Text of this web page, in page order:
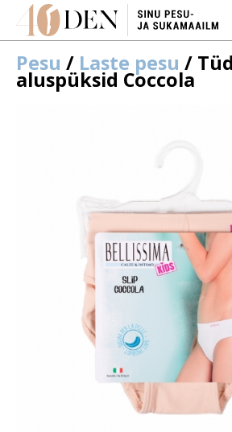
Pesu / Laste pesu /
aluspüksid Coccola